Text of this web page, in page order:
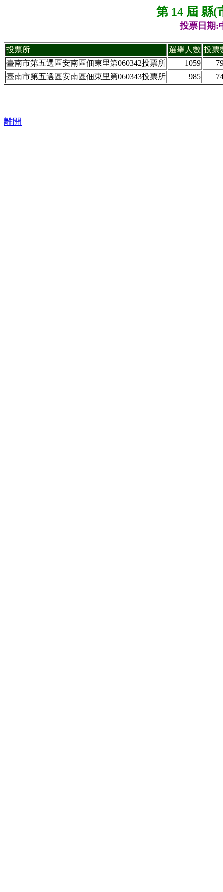
第 14 屆 縣(
投票日期:
投票所 選舉人數 投票
臺南市第五選區安南區佃東里第060342投票所
1059
臺南市第五選區安南區佃東里第060343投票所
985
離開